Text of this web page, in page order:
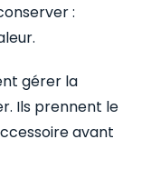
:
gérer la
Ils prennent le
avant